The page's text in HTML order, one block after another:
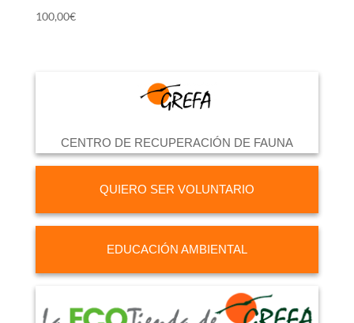
100,00€
CENTRO DE RECUPERACIÓN DE FAUNA
QUIERO SER VOLUNTARIO
EDUCACIÓN AMBIENTAL